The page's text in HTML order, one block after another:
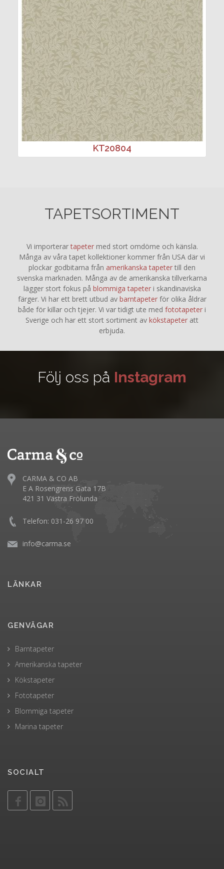
KT20804
TAPETSORTIMENT
Vi importerartapetermed stort omdöme och känsla.
Många av våra tapet kollektioner kommer från USA där vi
plockar godbitarna från amerikanska tapeter till den
svenska marknaden. Många av de amerikanska tillverkarna
lägger stort fokus på blommiga tapeteri skandinaviska
färger. Vi har ett brett utbud av barntapeterför olika åldrar
både för killar och tjejer. Vi var tidigt ute med fototapeter i
Sverige och har ett stort sortiment av kökstapeter att
erbjuda.
Följ oss på Instagram
CARMA & CO AB
E A Rosengrens Gata 17B
421 31 Västra Frölunda
Telefon: 031-26 97 00
info@carma.se
LÄNKAR
GENVÄGAR
Barntapeter
Amerikanska tapeter
Kökstapeter
Fototapeter
Blommiga tapeter
Marina tapeter
SOCIALT